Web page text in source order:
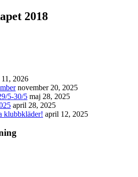
2018
2026
november 20, 2025
5-30/5 maj 28, 2025
april 28, 2025
klubbkläder! april 12, 2025